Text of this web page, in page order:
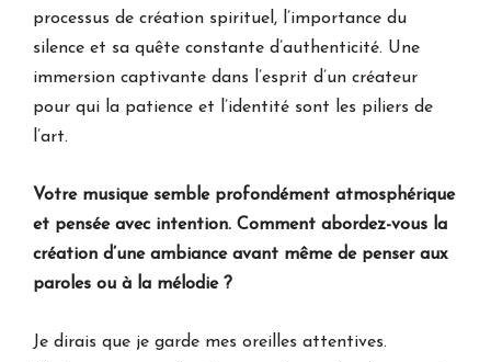
processus de création spirituel, l’importance du
silence et sa quête constante d’authenticité. Une
immersion captivante dans l’esprit d’un créateur
pour qui la patience et l’identité sont les piliers de
l’art.
Votre musique semble profondément atmosphérique
et pensée avec intention. Comment abordez-vous la
création d’une ambiance avant même de penser aux
paroles ou à la mélodie ?
Je dirais que je garde mes oreilles attentives.